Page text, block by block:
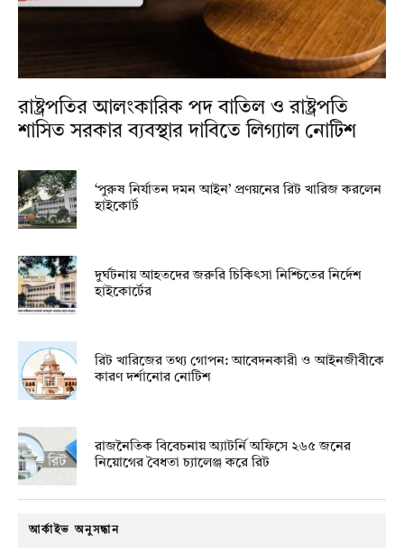
রাষ্ট্রপতির আলংকারিক পদ বাতিল ও রাষ্ট্রপতি
শাসিত সরকার ব্যবস্থার দাবিতে লিগ্যাল নোটিশ
‘পুরুষ নির্যাতন দমন আইন’ প্রণয়নের রিট খারিজ করলেন
হাইকোর্ট
দুর্ঘটনায় আহতদের জরুরি চিকিৎসা নিশ্চিতের নির্দেশ
হাইকোর্টের
রিট খারিজের তথ্য গোপন: আবেদনকারী ও আইনজীবীকে
কারণ দর্শানোর নোটিশ
রাজনৈতিক বিবেচনায় অ‍্যাটর্নি অফিসে ২৬৫ জনের
নিয়োগের বৈধতা চ্যালেঞ্জ করে রিট
আর্কাইভ অনুসন্ধান